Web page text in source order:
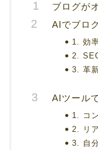
ブログが
AIでブロ
1. 効
2.
3. 革
AIツール
1. コ
2. リ
3. 自